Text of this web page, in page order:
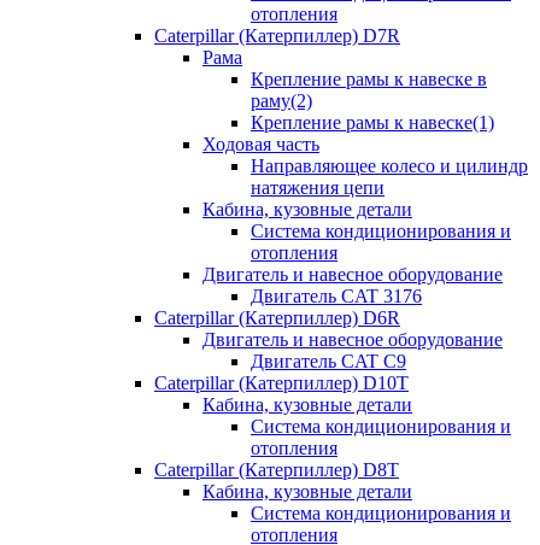
отопления
Caterpillar (Катерпиллер) D7R
Рама
Крепление рамы к навеске в
раму(2)
Крепление рамы к навеске(1)
Ходовая часть
Направляющее колесо и цилиндр
натяжения цепи
Кабина, кузовные детали
Система кондиционирования и
отопления
Двигатель и навесное оборудование
Двигатель CAT 3176
Caterpillar (Катерпиллер) D6R
Двигатель и навесное оборудование
Двигатель CAT C9
Caterpillar (Катерпиллер) D10T
Кабина, кузовные детали
Система кондиционирования и
отопления
Caterpillar (Катерпиллер) D8T
Кабина, кузовные детали
Система кондиционирования и
отопления